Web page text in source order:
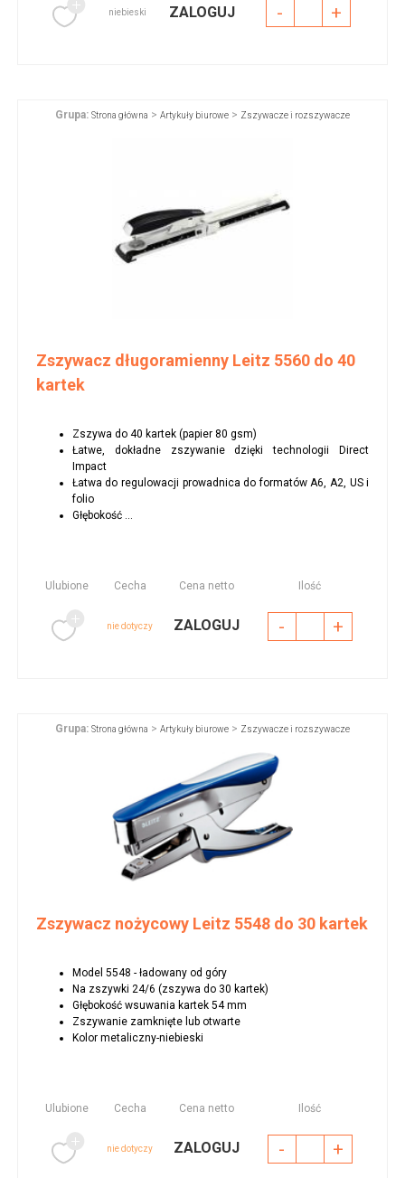
niebieski ZALOGUJ - +
Grupa: Strona główna > Artykuły biurowe > Zszywacze i rozszywacze
Zszywacz długoramienny Leitz 5560 do 40
kartek
Zszywa do 40 kartek (papier 80 gsm)
Łatwe, dokładne zszywanie dzięki technologii Direct
Impact
Łatwa do regulowacji prowadnica do formatów A6, A2, US i
folio
Głębokość ...
Ulubione Cecha Cena netto Ilość
nie dotyczy ZALOGUJ - +
Grupa: Strona główna > Artykuły biurowe > Zszywacze i rozszywacze
Zszywacz nożycowy Leitz 5548 do 30 kartek
Model 5548 - ładowany od góry
Na zszywki 24/6 (zszywa do 30 kartek)
Głębokość wsuwania kartek 54 mm
Zszywanie zamknięte lub otwarte
Kolor metaliczny-niebieski
Ulubione Cecha Cena netto Ilość
nie dotyczy ZALOGUJ - +